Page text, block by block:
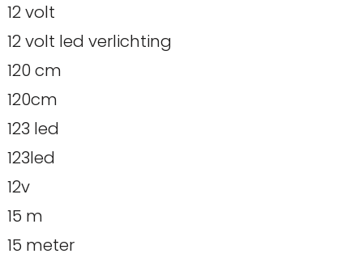
12 volt
12 volt led verlichting
120 cm
120cm
123 led
123led
12v
15 m
15 meter